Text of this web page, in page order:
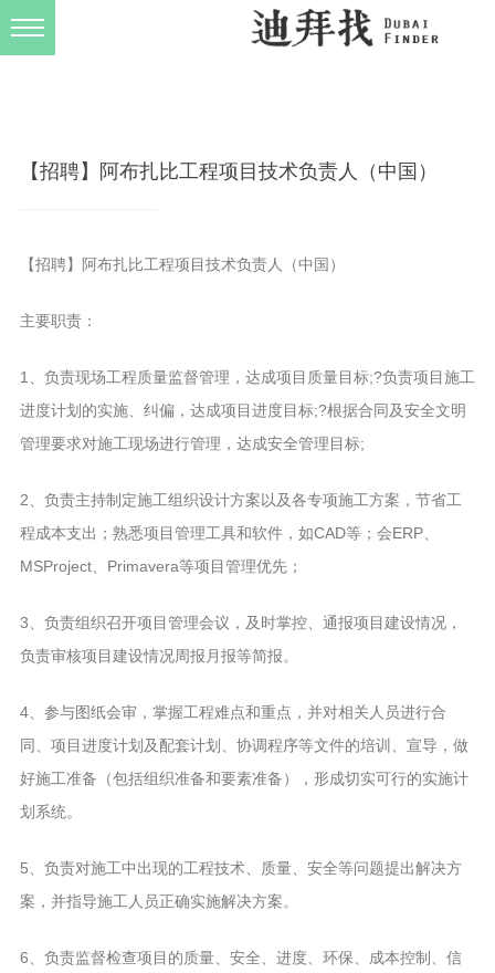
【招聘】阿布扎比工程项目技术负责人（中国）
【招聘】阿布扎比工程项目技术负责人（中国）
主要职责：
1、负责现场工程质量监督管理，达成项目质量目标;?负责项目施工
进度计划的实施、纠偏，达成项目进度目标;?根据合同及安全文明
管理要求对施工现场进行管理，达成安全管理目标;
2、负责主持制定施工组织设计方案以及各专项施工方案，节省工
程成本支出；熟悉项目管理工具和软件，如CAD等；会ERP、
MSProject、Primavera等项目管理优先；
3、负责组织召开项目管理会议，及时掌控、通报项目建设情况，
负责审核项目建设情况周报月报等简报。
4、参与图纸会审，掌握工程难点和重点，并对相关人员进行合
同、项目进度计划及配套计划、协调程序等文件的培训、宣导，做
好施工准备（包括组织准备和要素准备），形成切实可行的实施计
划系统。
5、负责对施工中出现的工程技术、质量、安全等问题提出解决方
案，并指导施工人员正确实施解决方案。
6、负责监督检查项目的质量、安全、进度、环保、成本控制、信